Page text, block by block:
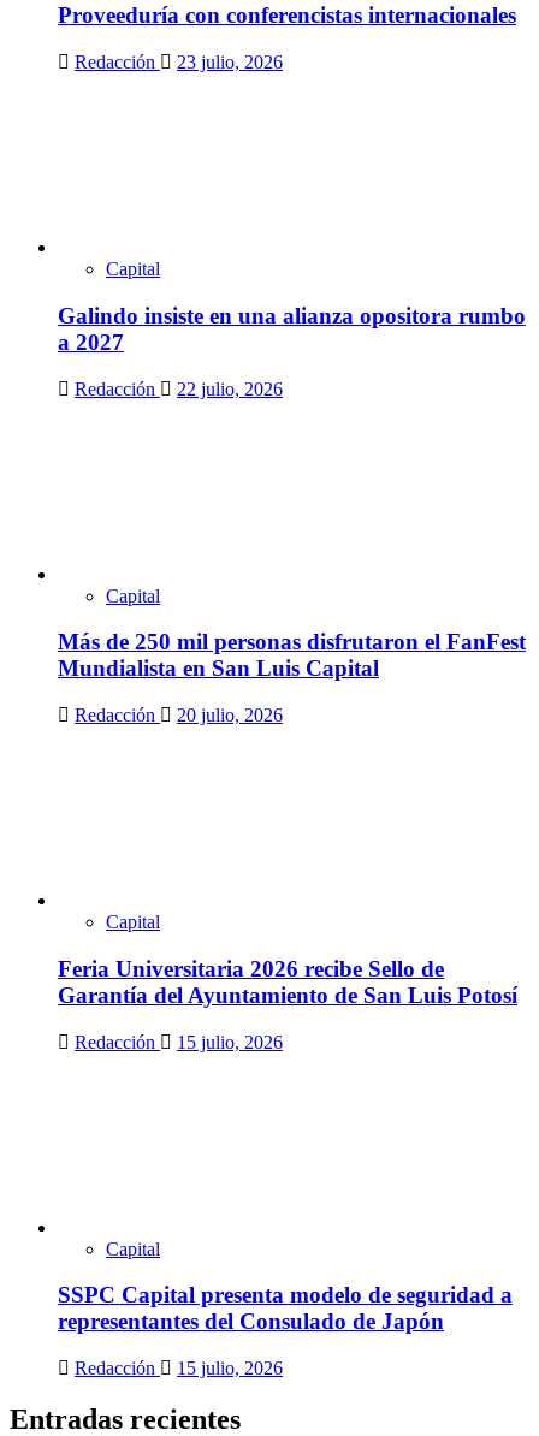
Proveeduría con conferencistas internacionales
Redacción 23 julio, 2026
Capital
Galindo insiste en una alianza opositora rumbo
a 2027
Redacción 22 julio, 2026
Capital
Más de 250 mil personas disfrutaron el FanFest
Mundialista en San Luis Capital
Redacción 20 julio, 2026
Capital
Feria Universitaria 2026 recibe Sello de
Garantía del Ayuntamiento de San Luis Potosí
Redacción 15 julio, 2026
Capital
SSPC Capital presenta modelo de seguridad a
representantes del Consulado de Japón
Redacción 15 julio, 2026
Entradas recientes